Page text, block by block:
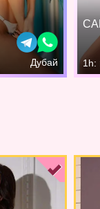
Дубай 1h: